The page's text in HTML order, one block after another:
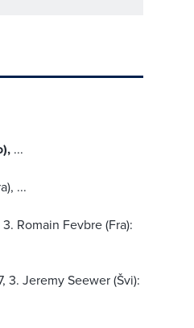
...
...
3. Romain Fevbre (Fra):
3. Jeremy Seewer (Švi):